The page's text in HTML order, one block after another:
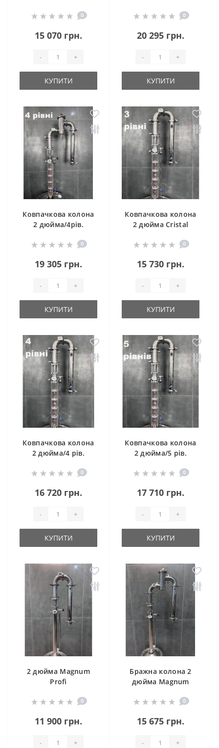
0
15 070 грн.
- +
КУПИТИ
(Aroma)
0
20 295 грн.
- +
КУПИТИ
Ковпачкова колона
2 дюйма/4рів.
(Aroma)
0
19 305 грн.
- +
КУПИТИ
Ковпачкова колона
2 дюйма Cristal
0
15 730 грн.
- +
КУПИТИ
Ковпачкова колона
2 дюйма/4 рів.
0
16 720 грн.
- +
КУПИТИ
Ковпачкова колона
2 дюйма/5 рів.
0
17 710 грн.
- +
КУПИТИ
2 дюйма Magnum
Profi
0
11 900 грн.
- +
Бражна колона 2
дюйма Magnum
0
15 675 грн.
- +